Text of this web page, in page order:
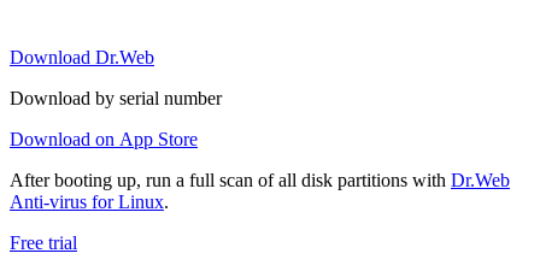
Download Dr.Web
Download by serial number
Download on App Store
After booting up, run a full scan of all disk partitions with Dr.Web
Anti-virus for Linux.
Free trial